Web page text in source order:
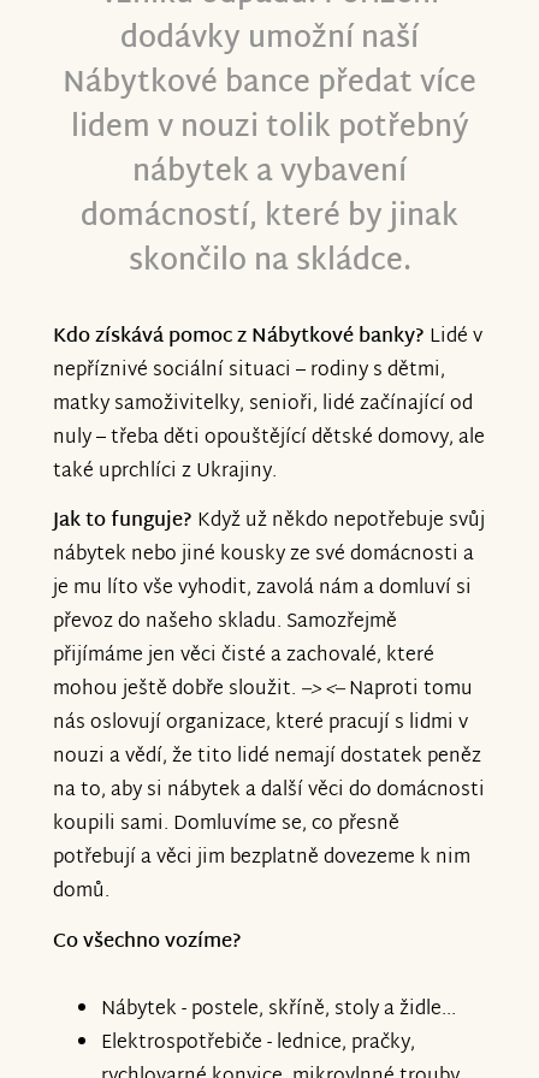
dodávky umožní naší
Nábytkové bance předat více
lidem v nouzi tolik potřebný
nábytek a vybavení
domácností, které by jinak
skončilo na skládce.
Kdo získává pomoc z Nábytkové banky? Lidé v
nepříznivé sociální situaci – rodiny s dětmi,
matky samoživitelky, senioři, lidé začínající od
nuly – třeba děti opouštějící dětské domovy, ale
také uprchlíci z Ukrajiny.
Jak to funguje? Když už někdo nepotřebuje svůj
nábytek nebo jiné kousky ze své domácnosti a
je mu líto vše vyhodit, zavolá nám a domluví si
převoz do našeho skladu. Samozřejmě
přijímáme jen věci čisté a zachovalé, které
mohou ještě dobře sloužit. –> <–Naproti tomu
nás oslovují organizace, které pracují s lidmi v
nouzi a vědí, že tito lidé nemají dostatek peněz
na to, aby si nábytek a další věci do domácnosti
koupili sami. Domluvíme se, co přesně
potřebují a věci jim bezplatně dovezeme k nim
domů.
Co všechno vozíme?
Nábytek - postele, skříně, stoly a židle...
Elektrospotřebiče - lednice, pračky,